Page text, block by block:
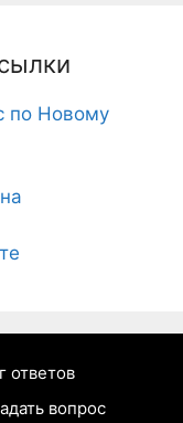
по Новому
ответов
вопрос